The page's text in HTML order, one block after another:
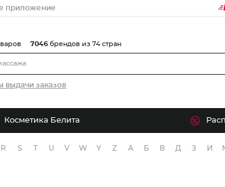
приложение
выдачи заказов
7046 брендов из 74 стран
Косметика Белита
R S T U V W Y Z А Б В Д З И